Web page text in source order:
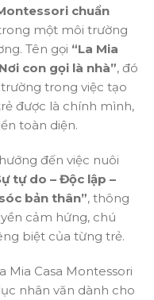
chuẩn
một môi trường
Tên gọi “La Mia
con gọi là nhà”, đó
trong việc tạo
được là chính mình,
toàn diện.
đến việc nuôi
tự do – Độc lập –
bản thân”, thông
cảm hứng, chú
biệt của từng trẻ.
Mia Casa Montessori
nhân văn dành cho